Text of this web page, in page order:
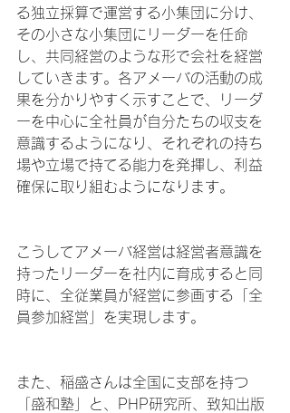
る独立採算で運営する小集団に分け、
その小さな小集団にリーダーを任命
し、共同経営のような形で会社を経営
していきます。各アメーバの活動の成
果を分かりやすく示すことで、リーダ
ーを中心に全社員が自分たちの収支を
意識するようになり、それぞれの持ち
場や立場で持てる能力を発揮し、利益
確保に取り組むようになります。
こうしてアメーバ経営は経営者意識を
持ったリーダーを社内に育成すると同
時に、全従業員が経営に参画する「全
員参加経営」を実現します。
また、稲盛さんは全国に支部を持つ
「盛和塾」と、PHP研究所、致知出版